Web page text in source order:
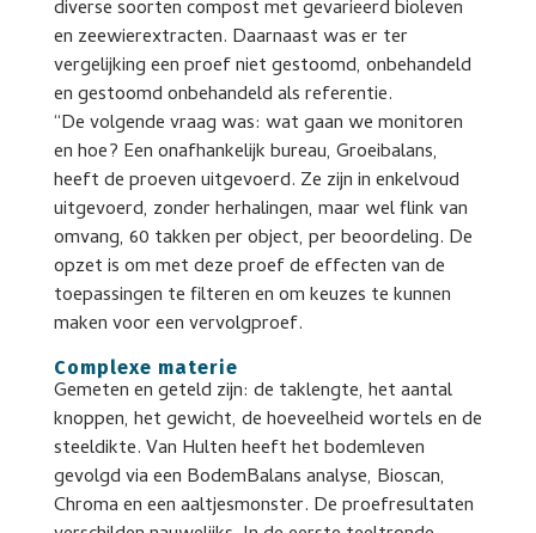
diverse soorten compost met gevarieerd bioleven
en zeewierextracten. Daarnaast was er ter
vergelijking een proef niet gestoomd, onbehandeld
en gestoomd onbehandeld als referentie.
“De volgende vraag was: wat gaan we monitoren
en hoe? Een onafhankelijk bureau, Groeibalans,
heeft de proeven uitgevoerd. Ze zijn in enkelvoud
uitgevoerd, zonder herhalingen, maar wel flink van
omvang, 60 takken per object, per beoordeling. De
opzet is om met deze proef de effecten van de
toepassingen te filteren en om keuzes te kunnen
maken voor een vervolgproef.
Complexe materie
Gemeten en geteld zijn: de taklengte, het aantal
knoppen, het gewicht, de hoeveelheid wortels en de
steeldikte. Van Hulten heeft het bodemleven
gevolgd via een BodemBalans analyse, Bioscan,
Chroma en een aaltjesmonster. De proefresultaten